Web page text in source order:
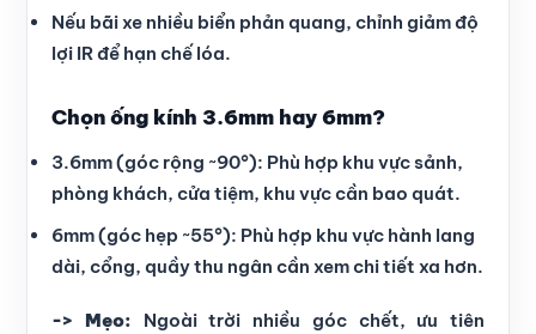
Nếu bãi xe nhiều biển phản quang, chỉnh giảm độ
lợi IR để hạn chế lóa.
Chọn ống kính 3.6mm hay 6mm?
3.6mm (góc rộng ~90°): Phù hợp khu vực sảnh,
phòng khách, cửa tiệm, khu vực cần bao quát.
6mm (góc hẹp ~55°): Phù hợp khu vực hành lang
dài, cổng, quầy thu ngân cần xem chi tiết xa hơn.
-> Mẹo: Ngoài trời nhiều góc chết, ưu tiên